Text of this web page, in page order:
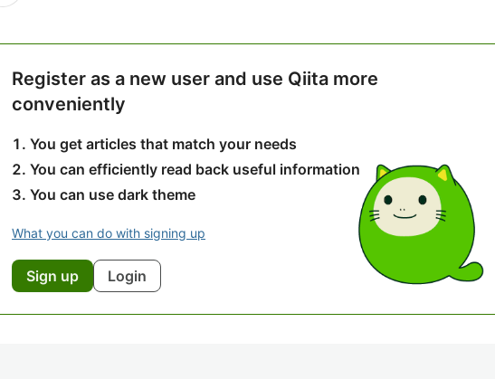
Register as a new user and use Qiita more
conveniently
You get articles that match your needs
You can efficiently read back useful information
You can use dark theme
What you can do with signing up
Sign up Login